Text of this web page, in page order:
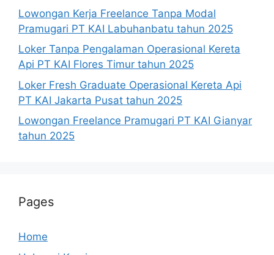
Lowongan Kerja Freelance Tanpa Modal
Pramugari PT KAI Labuhanbatu tahun 2025
Loker Tanpa Pengalaman Operasional Kereta
Api PT KAI Flores Timur tahun 2025
Loker Fresh Graduate Operasional Kereta Api
PT KAI Jakarta Pusat tahun 2025
Lowongan Freelance Pramugari PT KAI Gianyar
tahun 2025
Pages
Home